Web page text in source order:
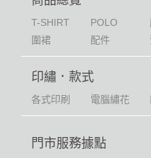
T-SHIRT POLO
圍裙
配件
印繡．款式
各式印刷 電腦繡花
門市服務據點